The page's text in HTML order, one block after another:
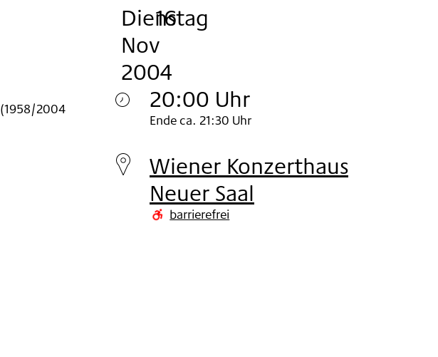
Dienstag
, 16
.
Nov
2004
.
20:00 Uhr
Dienstag
16.
Nov
2004
Ende ca. 21:30 Uhr
Wiener Konzerthaus
Neuer Saal
barrierefrei
(1958/2004